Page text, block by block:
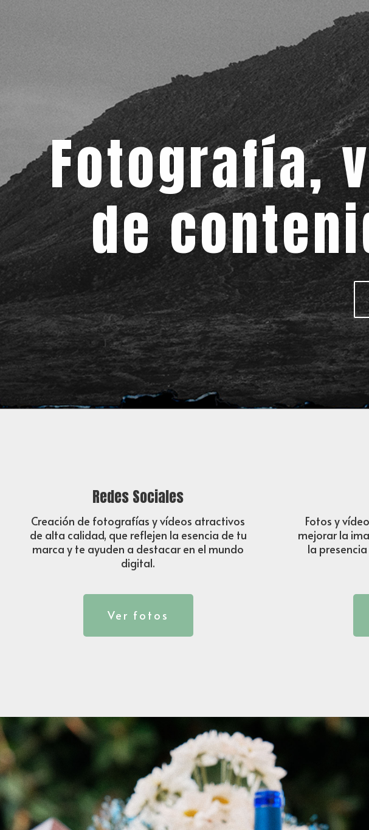
Fotografía,
de
Redes Sociales
Creación de fotografías y vídeos atractivos
de alta calidad, que reflejen la esencia de tu
marca y te ayuden a destacar en el mundo
digital.
Ver fotos
Fotos y
mejorar la
la